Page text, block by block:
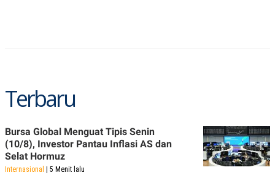
G
M
E
D
I
A
Terbaru
Bursa Global Menguat Tipis Senin
(10/8), Investor Pantau Inflasi AS dan
Selat Hormuz
Internasional | 5 Menit lalu